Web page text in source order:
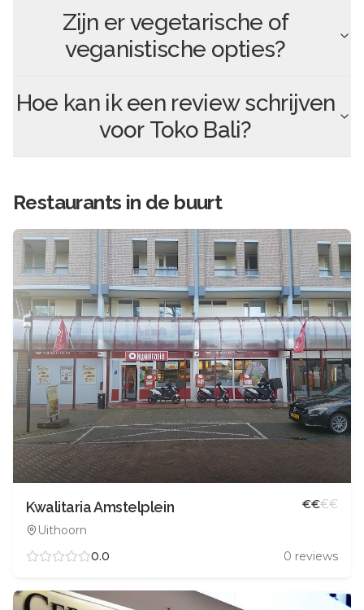
Zijn er vegetarische of
veganistische opties?
Hoe kan ik een review schrijven
voor Toko Bali?
Restaurants in de buurt
Kwalitaria Amstelplein
Uithoorn
€€€€
0.0 0 reviews